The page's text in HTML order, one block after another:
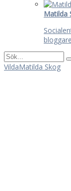
Matilda
VildaMatilda Skog